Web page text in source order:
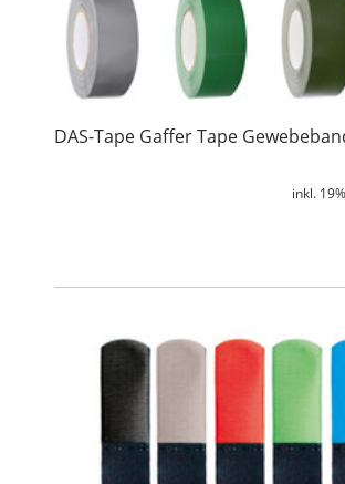
DAS-Tape Gaffer Tape
inkl.